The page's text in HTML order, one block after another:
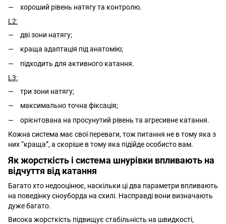
хороший рівень натягу та контролю.
L2:
дві зони натягу;
краща адаптація під анатомію;
підходить для активного катання.
L3:
три зони натягу;
максимально точна фіксація;
орієнтована на просунутий рівень та агресивне катання.
Кожна система має свої переваги, тож питання не в тому яка з
них “краща”, а скоріше в тому яка підійде особисто вам.
Як жорсткість і система шнурівки впливають на
відчуття від катання
Багато хто недооцінює, наскільки ці два параметри впливають
на поведінку сноуборда на схилі. Насправді вони визначають
дуже багато.
Висока жорсткість підвищує стабільність на швидкості,